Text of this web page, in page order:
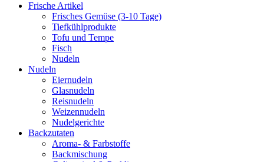
Frische Artikel
Frisches Gemüse (3-10 Tage)
Tiefkühlprodukte
Tofu und Tempe
Fisch
Nudeln
Nudeln
Eiernudeln
Glasnudeln
Reisnudeln
Weizennudeln
Nudelgerichte
Backzutaten
Aroma- & Farbstoffe
Backmischung